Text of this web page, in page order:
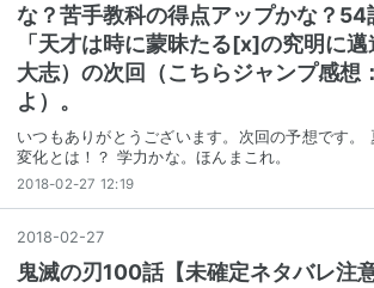
な？苦手教科の得点アップかな？54
「天才は時に蒙昧たる[x]の究明に
大志）の次回（こちらジャンプ感想
よ）。
いつもありがとうございます。次回の予想です。
変化とは！？ 学力かな。ほんまこれ。
2018-02-27 12:19
2018-02-27
鬼滅の刃100話【未確定ネタバレ注